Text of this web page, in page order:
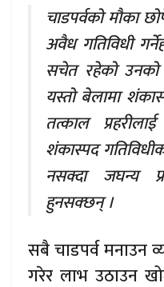
चाडपर्वको मौका
अवैध गतिविधी
सचेत रहेको
यस्तो बेलामा
तत्काल
शंकास्पद
नसक्दा जघन्य
हुनसक्छन् ।
सबै चाडपर्व मनाउन
गरेर लाभ उठाउन